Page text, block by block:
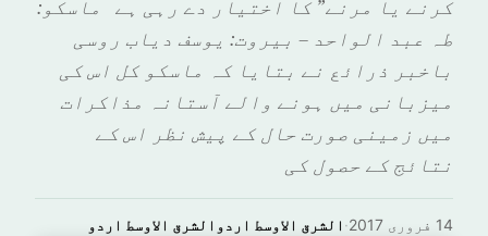
کرنے یا مرنے” کا اختیار دے رہی ہے ماسكو:
طہ عبد الواحد – بيروت: يوسف دياب روسی
باخبر ذرائع نے بتایا کہ ماسکو کل اس کی
میزبانی میں ہونے والے آستانہ مذاکرات
میں زمینی صورت حال کے پیش نظر اس کے
نتائج کے حصول کی
الشرق الاوسط اردوالشرق الاوسط اردو · 14 فروری 2017